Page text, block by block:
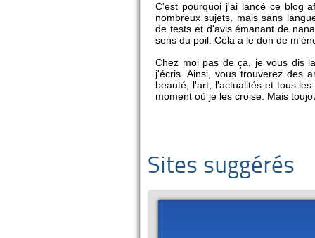
C'est pourquoi j'ai lancé ce blog
nombreux sujets, mais sans
de tests et d'avis émanant de
sens du poil. Cela a le don de
Chez moi pas de ça, je vous dis
j'écris. Ainsi, vous trouverez des
beauté, l'art, l'actualités et tous
moment où je les croise. Mais
Sites suggérés